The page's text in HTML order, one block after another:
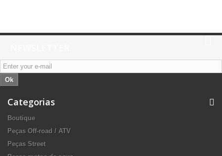
Ok
Categorias
Boutique
Peças Off-road / ATV
Peças Street